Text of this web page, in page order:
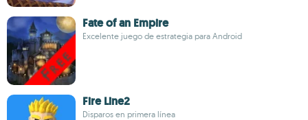
Fate of an Empire
Excelente juego de estrategia para Android
Fire Line2
Disparos en primera línea